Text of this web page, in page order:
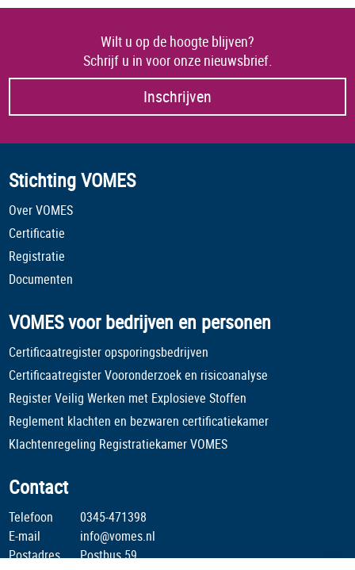
Wilt u op de hoogte blijven?
Schrijf u in voor onze nieuwsbrief.
Inschrijven
Stichting VOMES
Over VOMES
Certificatie
Registratie
Documenten
VOMES voor bedrijven en personen
Certificaatregister opsporingsbedrijven
Certificaatregister Vooronderzoek en risicoanalyse
Register Veilig Werken met Explosieve Stoffen
Reglement klachten en bezwaren certificatiekamer
Klachtenregeling Registratiekamer VOMES
Contact
Telefoon
0345-471398
E-mail
info@vomes.nl
Postadres
Postbus 59